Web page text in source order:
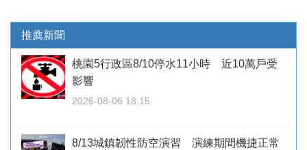
推薦新聞
桃園5行政區8/10停水11小時 近10萬戶受
影響
2026-08-06 18:15
8/13城鎮韌性防空演習 演練期間機捷正常